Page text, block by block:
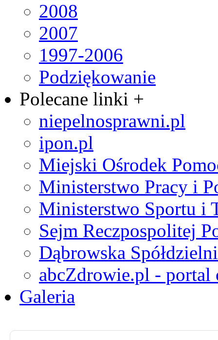
2008
2007
1997-2006
Podziękowanie
Polecane linki +
niepelnosprawni.pl
ipon.pl
Miejski Ośrodek
Ministerstwo Pracy i
Ministerstwo Sportu i
Sejm Reczpospolitej
Dąbrowska
abcZdrowie.pl - portal
Galeria